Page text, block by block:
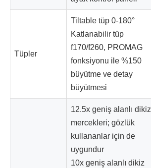
Tüpler
Tiltable tüp 0-180°
Katlanabilir tüp
f170/f260, PROMAG
fonksiyonu ile %150
büyütme ve detay
büyütmesi
12.5x geniş alanlı dikiz
mercekleri; gözlük
kullananlar için de
uygundur
10x geniş alanlı dikiz